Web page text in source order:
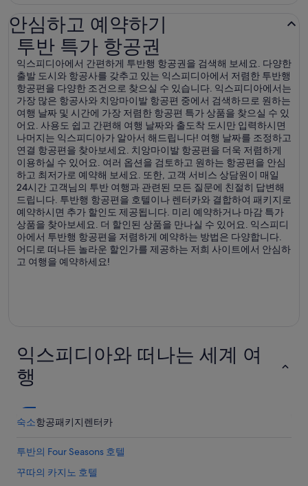
안심하고 예약하기
투반 특가 항공권
익스피디아에서 간편하게 투반행 항공권을 검색해 보세요. 다양한
출발 도시와 항공사를 갖추고 있는 익스피디아에서 저렴한 투반행
항공편을 다양한 조건으로 찾으실 수 있습니다. 익스피디아에서는
가장 많은 항공사와 치앙마이발 항공편 중에서 검색하므로 원하는
여행 날짜 및 시간에 가장 저렴한 항공편 특가 상품을 찾으실 수 있
어요. 사용도 쉽고 간편해 여행 날짜와 출도착 도시만 입력하시면
나머지는 익스피디아가 알아서 해드립니다! 여행 날짜를 조정하고
연결 항공편을 찾아보세요. 치앙마이발 항공편을 더욱 저렴하게
이용하실 수 있어요. 여러 옵션을 검토하고 원하는 항공편을 안심
하고 최저가로 예약해 보세요. 또한, 고객 서비스 상담원이 매일
24시간 고객님의 투반 여행과 관련된 모든 질문에 친절히 답변해
드립니다. 투반행 항공편을 호텔이나 렌터카와 결합하여 패키지로
예약하시면 추가 할인도 제공됩니다. 미리 예약하거나 마감 특가
상품을 찾아보세요. 더 할인된 상품을 만나실 수 있어요. 익스피디
아에서 투반행 항공편을 저렴하게 예약하는 방법은 다양합니다.
어디로 떠나든 놀라운 할인가를 제공하는 저희 사이트에서 안심하
고 여행을 예약하세요!
투반 특가 항공권
익스피디아와 떠나는 세계 여
행
숙소항공패키지렌터카
투반의 Four Seasons 호텔
꾸따의 카지노 호텔